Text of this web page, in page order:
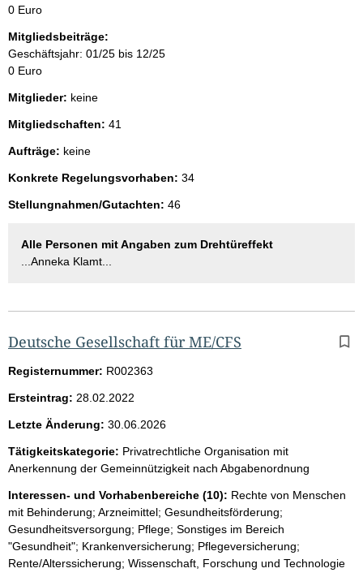
0 Euro
Mitgliedsbeiträge:
Geschäftsjahr: 01/25 bis 12/25
0 Euro
Mitglieder: keine
Mitgliedschaften: 41
Aufträge: keine
Konkrete Regelungsvorhaben: 34
Stellungnahmen/Gutachten: 46
Alle Personen mit Angaben zum Drehtüreffekt
...Anneka Klamt...
Deutsche Gesellschaft für ME/CFS
Registernummer: R002363
Ersteintrag: 28.02.2022
Letzte Änderung: 30.06.2026
Tätigkeitskategorie: Privatrechtliche Organisation mit
Anerkennung der Gemeinnützigkeit nach Abgabenordnung
Interessen- und Vorhabenbereiche (10): Rechte von Menschen
mit Behinderung; Arzneimittel; Gesundheitsförderung;
Gesundheitsversorgung; Pflege; Sonstiges im Bereich
"Gesundheit"; Krankenversicherung; Pflegeversicherung;
Rente/Alterssicherung; Wissenschaft, Forschung und Technologie